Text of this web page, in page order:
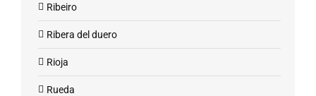
Ribeiro
Ribera del duero
Rioja
Rueda